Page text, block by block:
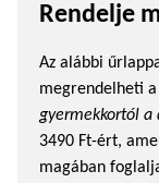
Rendelje
Az alábbi
megrendelheti a
gyermekkortól a
3490 Ft-ért,
magában